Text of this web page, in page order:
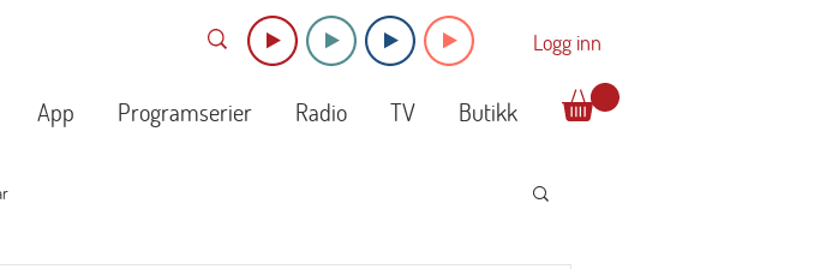
Logg inn
App Programserier Radio TV Butikk